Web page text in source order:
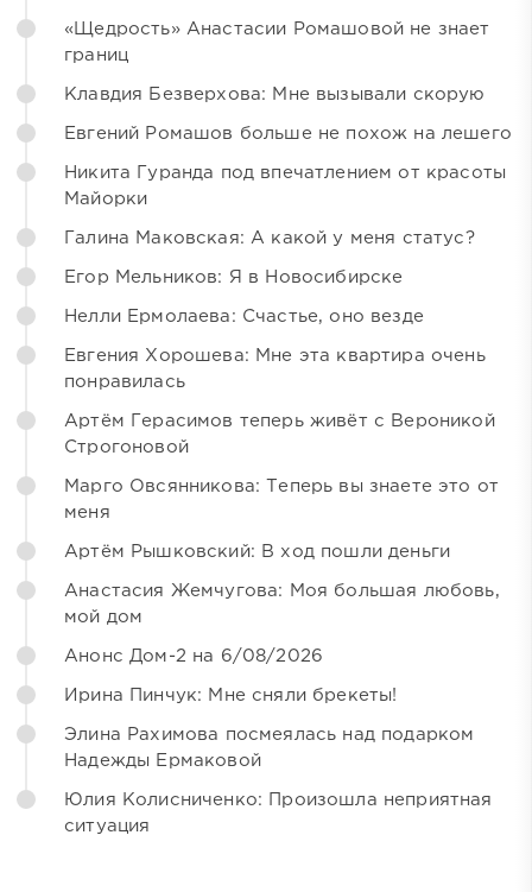
«Щедрость» Анастасии Ромашовой не знает
границ
Клавдия Безверхова: Мне вызывали скорую
Евгений Ромашов больше не похож на лешего
Никита Гуранда под впечатлением от красоты
Майорки
Галина Маковская: А какой у меня статус?
Егор Мельников: Я в Новосибирске
Нелли Ермолаева: Счастье, оно везде
Евгения Хорошева: Мне эта квартира очень
понравилась
Артём Герасимов теперь живёт с Вероникой
Строгоновой
Марго Овсянникова: Теперь вы знаете это от
меня
Артём Рышковский: В ход пошли деньги
Анастасия Жемчугова: Моя большая любовь,
мой дом
Анонс Дом-2 на 6/08/2026
Ирина Пинчук: Мне сняли брекеты!
Элина Рахимова посмеялась над подарком
Надежды Ермаковой
Юлия Колисниченко: Произошла неприятная
ситуация